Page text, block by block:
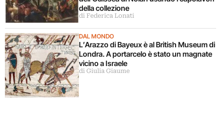
della collezione
di Federica Lonati
DAL MONDO
L’Arazzo di Bayeux è al British Museum di
Londra. A portarcelo è stato un magnate
vicino a Israele
di Giulia Giaume